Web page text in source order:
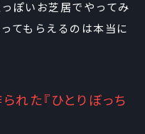
ぽいお芝居でやってみ
てもらえるのは本当に
れた『ひとりぼっち